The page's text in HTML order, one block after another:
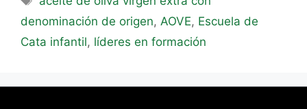
denominación de origen, AOVE, Escuela de
Cata infantil, líderes en formación